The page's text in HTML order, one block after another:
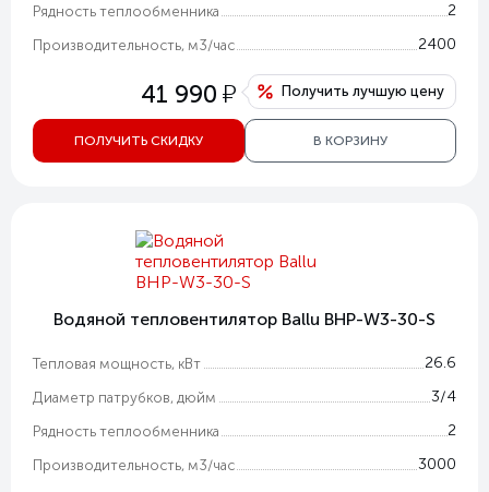
Рядность теплообменника 2
Производительность, м3/час 2400
41 990 у Получить лучшую цену
ПОЛУЧИТЬ СКИДКУ В КОРЗИНУ
Водяной тепловентилятор Ballu BHP-W3-30-S
Тепловая мощность, кВт 26.6
Диаметр патрубков, дюйм 3/4
Рядность теплообменника 2
Производительность, м3/час 3000